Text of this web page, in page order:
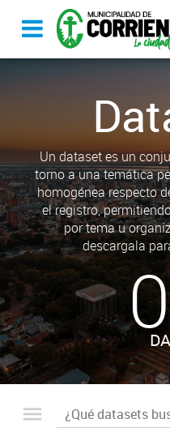
Un dataset es un
torno a una temática
homogénea respecto
el registro,
por tema u
descargala